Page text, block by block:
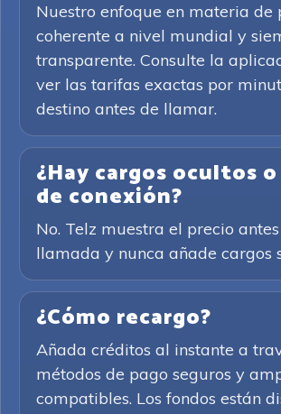
Nuestro enfoque en materia de
coherente a nivel mundial y
transparente. Consulte la
ver las tarifas exactas por
destino antes de llamar.
¿Hay cargos ocultos
de conexión?
No. Telz muestra el precio
llamada y nunca añade cargos
¿Cómo recargo?
Añada créditos al instante a
métodos de pago seguros y
compatibles. Los fondos están